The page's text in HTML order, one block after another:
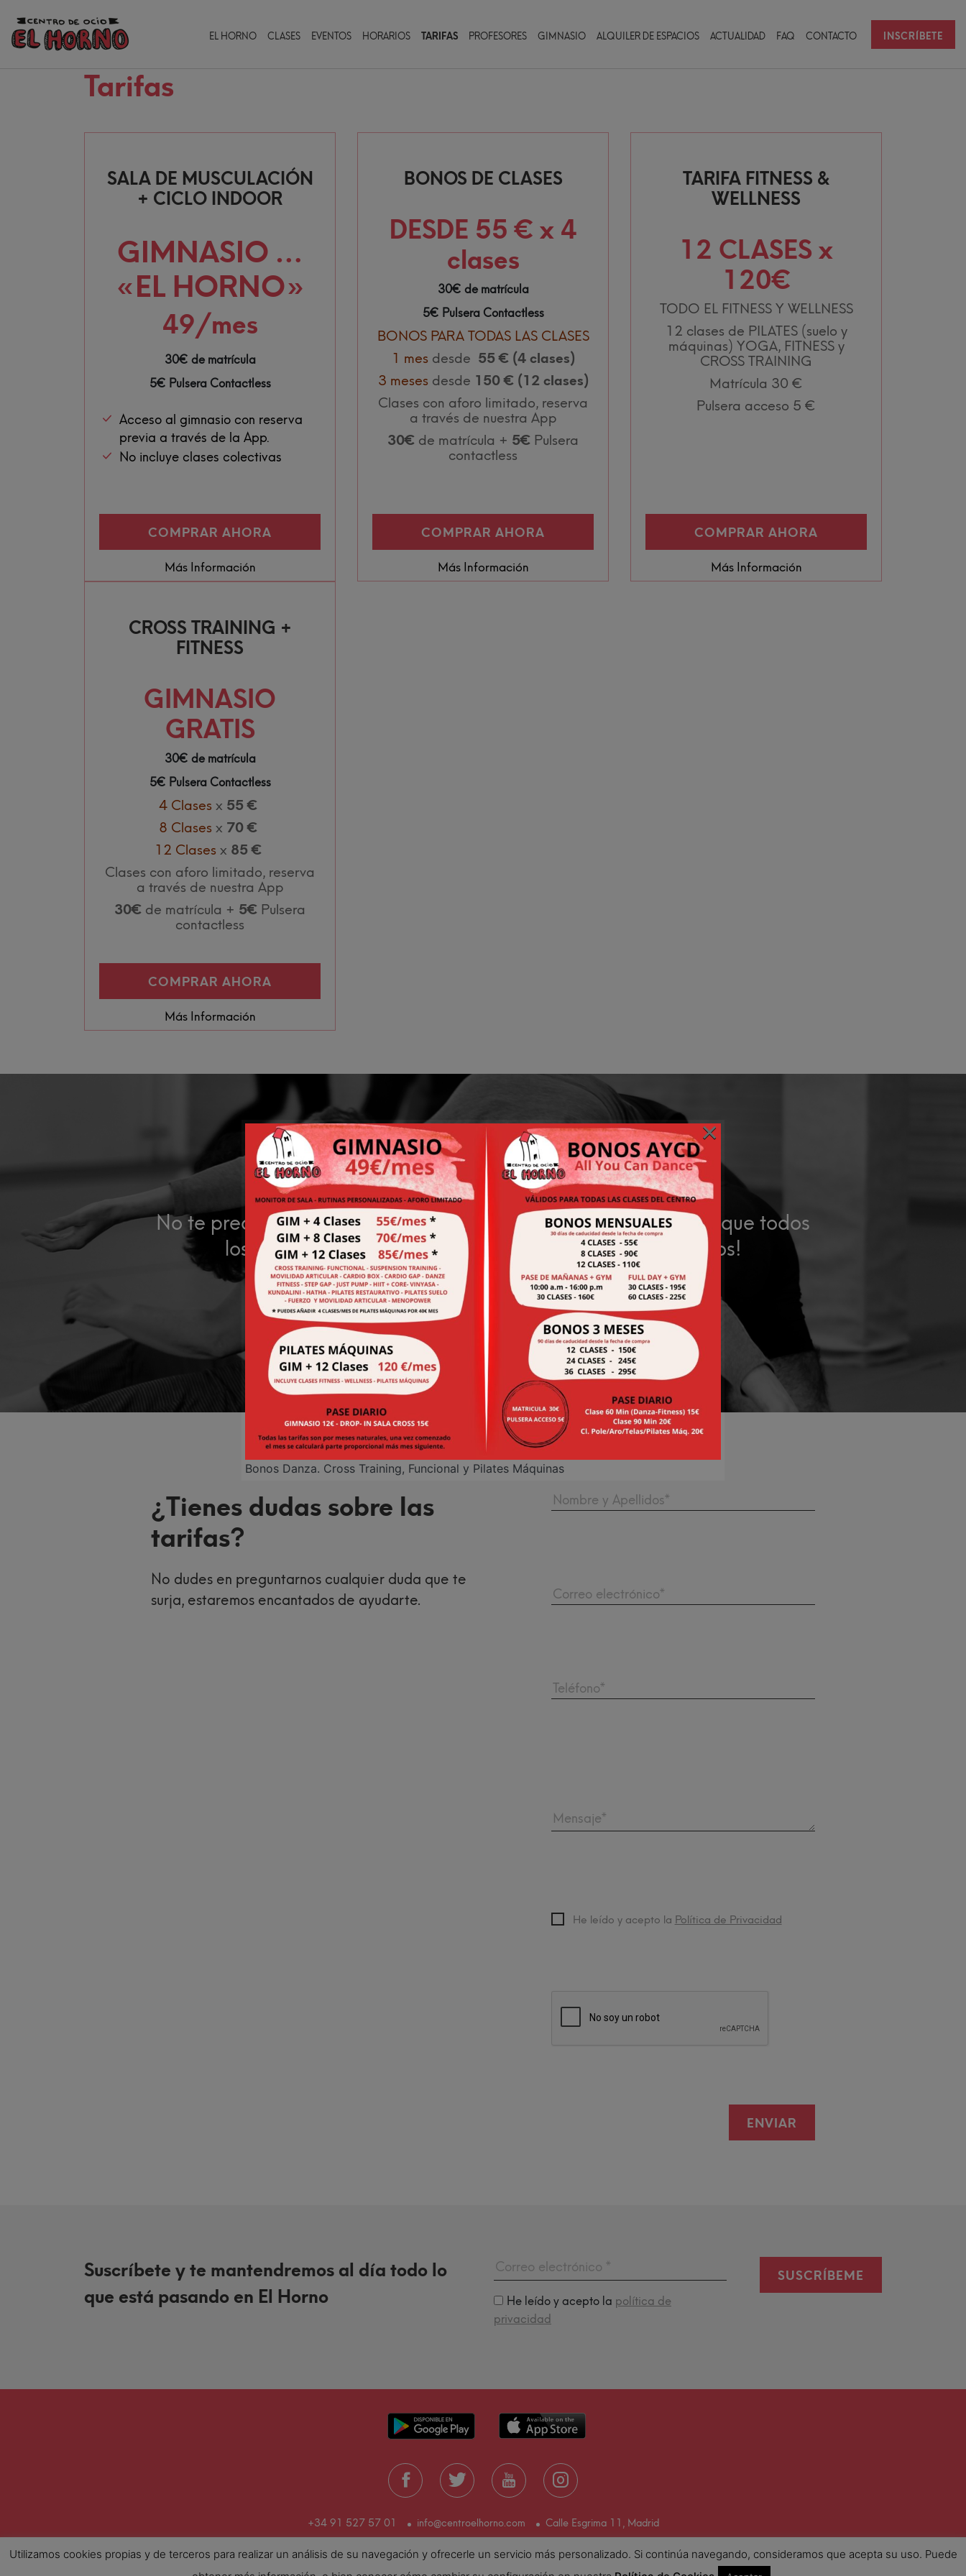
EL HORNO CLASES EVENTOS HORARIOS TARIFAS PROFESORES GIMNASIO ALQUILER DE ESPACIOS ACTUALIDAD FAQ CONTACTO INSCRÍBETE
Tarifas
SALA DE MUSCULACIÓN
+ CICLO INDOOR
GIMNASIO …
«EL HORNO»
49/mes
30€ de matrícula
5€ Pulsera Contactless
Acceso al gimnasio con reserva
previa a través de la App.
No incluye clases colectivas
COMPRAR AHORA
Más Información
BONOS DE CLASES
DESDE 55 € x 4
clases
30€ de matrícula
5€ Pulsera Contactless
BONOS PARA TODAS LAS CLASES
1 mes desde 55 € (4 clases)
3 meses desde 150 € (12 clases)
Clases con aforo limitado, reserva
a través de nuestra App
30€ de matrícula + 5€ Pulsera
contactless
COMPRAR AHORA
Más Información
TARIFA FITNESS &
WELLNESS
12 CLASES x
120€
TODO EL FITNESS Y WELLNESS
12 clases de PILATES (suelo y
máquinas) YOGA, FITNESS y
CROSS TRAINING
Matrícula 30 €
Pulsera acceso 5 €
COMPRAR AHORA
Más Información
CROSS TRAINING +
FITNESS
GIMNASIO
GRATIS
30€ de matrícula
5€ Pulsera Contactless
4 Clases x 55 €
8 Clases x 70 €
12 Clases x 85 €
Clases con aforo limitado, reserva
a través de nuestra App
30€ de matrícula + 5€ Pulsera
contactless
COMPRAR AHORA
Más Información
¿No tienes claro qué tarifa necesitas?
No te preocupes, ven a probar una de nuestras clases abiertas que todos
los días se publican en nuestras redes sociales. ¡Síguenos!
QUIERO APUNTARME
¿Tienes dudas sobre las
tarifas?
No dudes en preguntarnos cualquier duda que te
surja, estaremos encantados de ayudarte.
He leído y acepto la Política de Privacidad
ENVIAR
Suscríbete y te mantendremos al día todo lo
que está pasando en El Horno
He leído y acepto la política de
privacidad
SUSCRÍBEME
+34 91 527 57 01 info@centroelhorno.com Calle Esgrima 11, Madrid
© Copyright 2026 El Horno
Utilizamos cookies propias y de terceros para realizar un análisis de su navegación y ofrecerle un servicio más personalizado. Si continúa navegando, consideramos que acepta su uso. Puede
Bonos Danza. Cross Training, Funcional y Pilates Máquinas
×